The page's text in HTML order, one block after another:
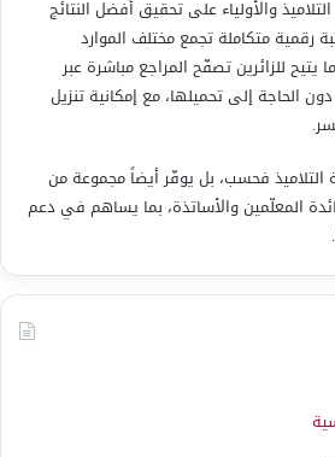
والأولياء على تحقيق أفضل النتائج
رقمية متكاملة تجمع مختلف الموارد
للزائرين تصفّح المراجع مباشرة عبر
الحاجة إلى تحميلها، مع إمكانية تنزيل
فحسب، بل يوفّر أيضاً مجموعة من
المعلّمين والأساتذة، بما يساهم في دعم